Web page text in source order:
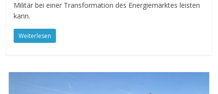
Militär bei einer Transformation des Energiemarktes leisten
kann.
Weiterlesen